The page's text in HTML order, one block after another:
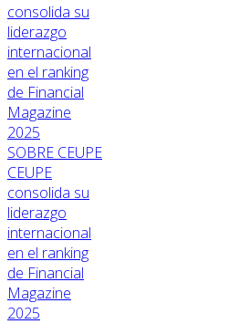
SOBRE CEUPE
CEUPE
consolida su
liderazgo
internacional
en el ranking
de Financial
Magazine
2025